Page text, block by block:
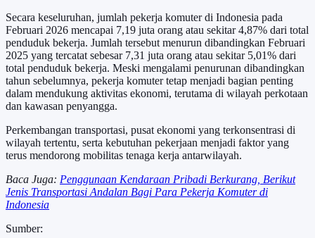
Secara keseluruhan, jumlah pekerja komuter di Indonesia pada
Februari 2026 mencapai 7,19 juta orang atau sekitar 4,87% dari total
penduduk bekerja. Jumlah tersebut menurun dibandingkan Februari
2025 yang tercatat sebesar 7,31 juta orang atau sekitar 5,01% dari
total penduduk bekerja. Meski mengalami penurunan dibandingkan
tahun sebelumnya, pekerja komuter tetap menjadi bagian penting
dalam mendukung aktivitas ekonomi, terutama di wilayah perkotaan
dan kawasan penyangga.
Perkembangan transportasi, pusat ekonomi yang terkonsentrasi di
wilayah tertentu, serta kebutuhan pekerjaan menjadi faktor yang
terus mendorong mobilitas tenaga kerja antarwilayah.
Baca Juga: Penggunaan Kendaraan Pribadi Berkurang, Berikut
Jenis Transportasi Andalan Bagi Para Pekerja Komuter di
Indonesia
Sumber: